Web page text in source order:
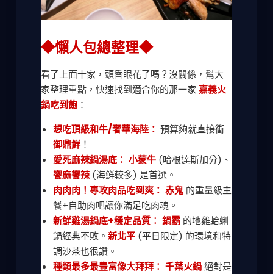
◆懶人包總整理◆
看了上面十家，頭昏眼花了嗎？沒關係，幫大
家整理重點，快速找到適合你的那一家 嘉義火
鍋吃到飽：
想吃頂級和牛/奢華海陸： 預算夠就直接衝
御鼎鮮！
愛死麻辣鍋湯底： 小蒙牛(哈根達斯加分)、
饗麻饗辣(海鮮較多) 是首選。
肉肉肉！專攻肉品吃到爽： 赤鬼的重量級主
餐+自助肉吧讓你滿足吃肉魂。
新鮮雞湯鍋底+穩定品質： 鍋霸的地雞蛤蜊
鍋經典不敗。 新北平(平日限定) 的環境和特
調沙茶也很讚。
種類最多最豐富像大拜拜： 千葉火鍋絕對是